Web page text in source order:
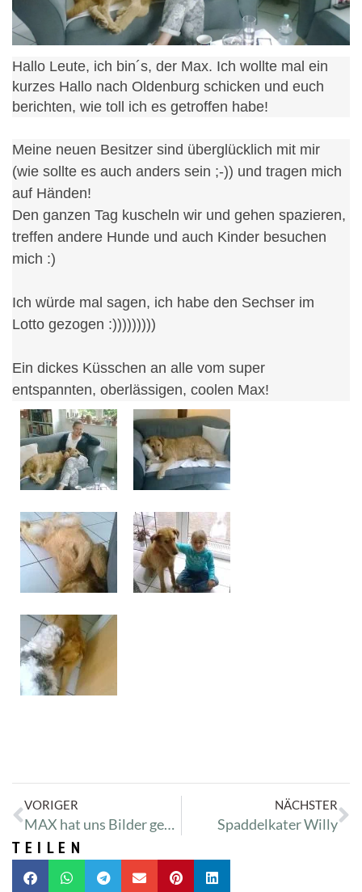
Hallo Leute, ich bin´s, der Max. Ich wollte mal ein
kurzes Hallo nach Oldenburg schicken und euch
berichten, wie toll ich es getroffen habe!
Meine neuen Besitzer sind überglücklich mit mir
(wie sollte es auch anders sein ;-)) und tragen mich
auf Händen!
Den ganzen Tag kuscheln wir und gehen spazieren,
treffen andere Hunde und auch Kinder besuchen
mich :)
Ich würde mal sagen, ich habe den Sechser im
Lotto gezogen :)))))))))
Ein dickes Küsschen an alle vom super
entspannten, oberlässigen, coolen Max!
VORIGER
MAX hat uns Bilder geschickt, um zu zeigen, wie gut es ihm jetzt geht!!! :)
NÄCHSTER
Spaddelkater Willy
TEILEN